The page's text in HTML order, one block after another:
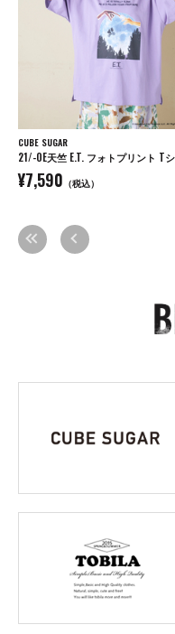
CUBE SUGAR
¥7,590 （税込）